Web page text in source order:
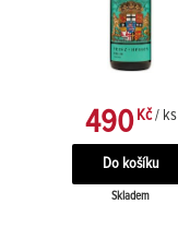
490Kč / ks
Skladem